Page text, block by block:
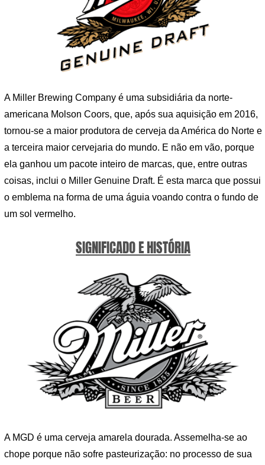
A Miller Brewing Company é uma subsidiária da norte-
americana Molson Coors, que, após sua aquisição em 2016,
tornou-se a maior produtora de cerveja da América do Norte e
a terceira maior cervejaria do mundo. E não em vão, porque
ela ganhou um pacote inteiro de marcas, que, entre outras
coisas, inclui o Miller Genuine Draft. É esta marca que possui
o emblema na forma de uma águia voando contra o fundo de
um sol vermelho.
SIGNIFICADO E HISTÓRIA
A MGD é uma cerveja amarela dourada. Assemelha-se ao
chope porque não sofre pasteurização: no processo de sua